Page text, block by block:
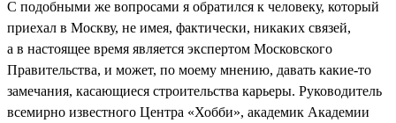
С подобными же вопросами я обратился к человеку, который
приехал в Москву, не имея, фактически, никаких связей,
а в настоящее время является экспертом Московского
Правительства, и может, по моему мнению, давать какие-то
замечания, касающиеся строительства карьеры. Руководитель
всемирно известного Центра «Хобби», академик Академии